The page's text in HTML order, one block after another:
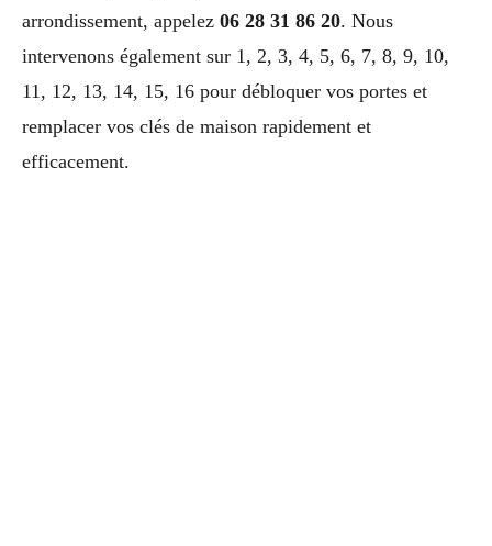
arrondissement, appelez 06 28 31 86 20. Nous
intervenons également sur 1, 2, 3, 4, 5, 6, 7, 8, 9, 10,
11, 12, 13, 14, 15, 16 pour débloquer vos portes et
remplacer vos clés de maison rapidement et
efficacement.